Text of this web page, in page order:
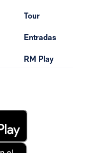
Tour
Entradas
RM Play